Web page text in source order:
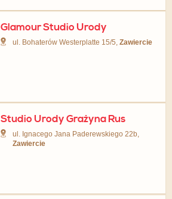
Glamour Studio Urody
ul. Bohaterów Westerplatte 15/5,Zawiercie
Studio Urody Grażyna Rus
ul. Ignacego Jana Paderewskiego 22b,
Zawiercie